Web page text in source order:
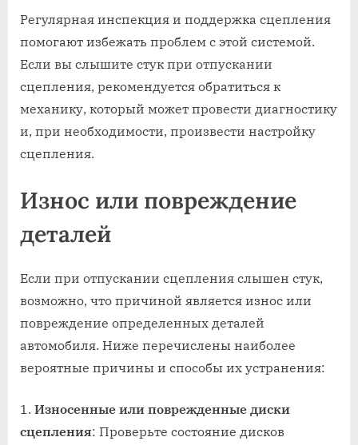
Регулярная инспекция и поддержка сцепления
помогают избежать проблем с этой системой.
Если вы слышите стук при отпускании
сцепления, рекомендуется обратиться к
механику, который может провести диагностику
и, при необходимости, произвести настройку
сцепления.
Износ или повреждение
деталей
Если при отпускании сцепления слышен стук,
возможно, что причиной является износ или
повреждение определенных деталей
автомобиля. Ниже перечислены наиболее
вероятные причины и способы их устранения:
Износенные или поврежденные диски
сцепления: Проверьте состояние дисков